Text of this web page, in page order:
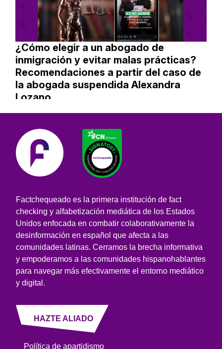
¿Cómo elegir a un abogado de
inmigración y evitar malas prácticas?
Recomendaciones a partir del caso de
la abogada suspendida Alexandra
Lozano
Factchequeado es la primera institución de fact
checking y alfabetización mediática de los Estados
Unidos enfocada en combatir colaborativamente la
desinformación en español que afecta a las
comunidades latinas. Cerramos la brecha informativa
y empoderamos a las comunidades hispanohablantes
para navegar más efectivamente el entorno mediático
y digital.
HAZTE ALIADO
Política de apartidismo